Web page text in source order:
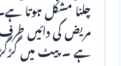
چلنا مشکل ہوتا
مریض کی دائیں طرف
ہے ۔ پیٹ میں